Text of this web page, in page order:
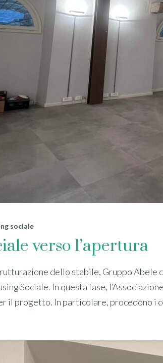
sociale
verso l’apertura
dello stabile, Gruppo Abele
Sociale. In questa fase,
il progetto. In particolare, procedono i